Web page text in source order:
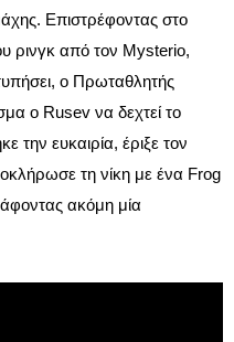
Επιστρέφοντας στο
ρινγκ από τον Mysterio,
ο Πρωταθλητής
ο Rusev να δεχτεί το
την ευκαιρία, έριξε τον
τη νίκη με ένα Frog
ακόμη μία